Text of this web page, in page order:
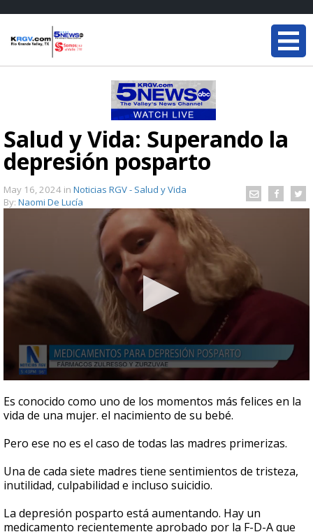
Salud y Vida: Superando la
depresión posparto
May 16, 2024 in Noticias RGV - Salud y Vida
By: Naomi De Lucía
seconds
of
2
42
Es conocido como uno de los momentos más felices en la
vida de una mujer. el nacimiento de su bebé.
Pero ese no es el caso de todas las madres primerizas.
Una de cada siete madres tiene sentimientos de tristeza,
inutilidad, culpabilidad e incluso suicidio.
La depresión posparto está aumentando. Hay un
medicamento recientemente aprobado por la F-D-A que